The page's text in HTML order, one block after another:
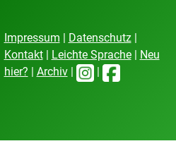
Impressum Datenschutz|
Kontakt| Leichte Sprache|
Neu
hier?
Archiv|